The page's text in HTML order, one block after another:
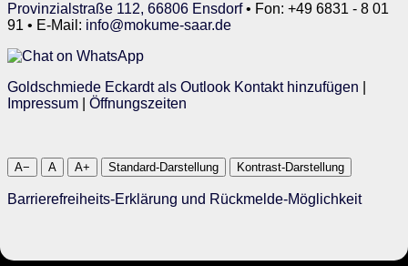
Provinzialstraße 112, 66806 Ensdorf• Fon: +49 6831 - 8 01
91 • E-Mail: info@mokume-saar.de
Goldschmiede Eckardt als Outlook Kontakt hinzufügen
Impressum
Öffnungszeiten
A− A A+ Standard-Darstellung Kontrast-Darstellung
Barrierefreiheits-Erklärung und Rückmelde-Möglichkeit